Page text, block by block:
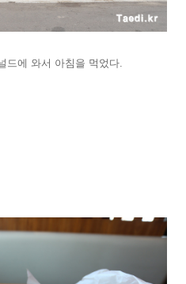
드에 와서 아침을 먹었다.